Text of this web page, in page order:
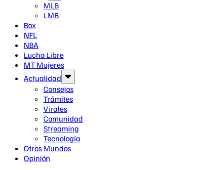
MLB
LMB
Box
NFL
NBA
Lucha Libre
MT Mujeres
Actualidad
Consejos
Trámites
Virales
Comunidad
Streaming
Tecnología
Otros Mundos
Opinión